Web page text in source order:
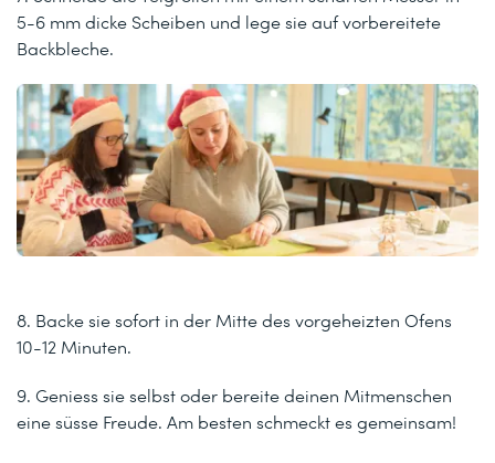
5-6 mm dicke Scheiben und lege sie auf vorbereitete
Backbleche.
8. Backe sie sofort in der Mitte des vorgeheizten Ofens
10-12 Minuten.
9. Geniess sie selbst oder bereite deinen Mitmenschen
eine süsse Freude. Am besten schmeckt es gemeinsam!